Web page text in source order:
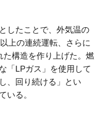
したことで、外気温の
上の連続運転、さらに
構造を作り上げた。燃
「LPガス」を使用して
、回り続ける」とい
いる。